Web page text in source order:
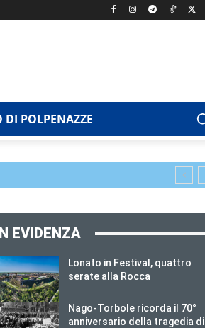
DI POLPENAZZE
EVIDENZA
Lonato in Festival, quattro
serate alla Rocca
Nago-Torbole ricorda il 70°
anniversario della tragedia di